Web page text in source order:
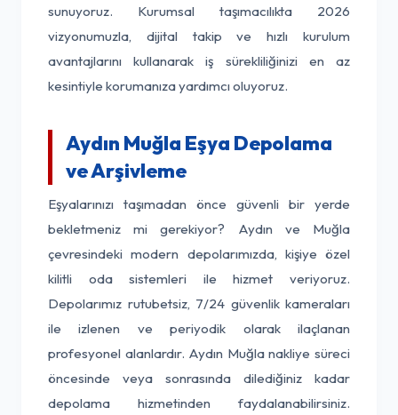
sunuyoruz. Kurumsal taşımacılıkta 2026
vizyonumuzla, dijital takip ve hızlı kurulum
avantajlarını kullanarak iş sürekliliğinizi en az
kesintiyle korumanıza yardımcı oluyoruz.
Aydın Muğla Eşya Depolama
ve Arşivleme
Eşyalarınızı taşımadan önce güvenli bir yerde
bekletmeniz mi gerekiyor? Aydın ve Muğla
çevresindeki modern depolarımızda, kişiye özel
kilitli oda sistemleri ile hizmet veriyoruz.
Depolarımız rutubetsiz, 7/24 güvenlik kameraları
ile izlenen ve periyodik olarak ilaçlanan
profesyonel alanlardır. Aydın Muğla nakliye süreci
öncesinde veya sonrasında dilediğiniz kadar
depolama hizmetinden faydalanabilirsiniz.